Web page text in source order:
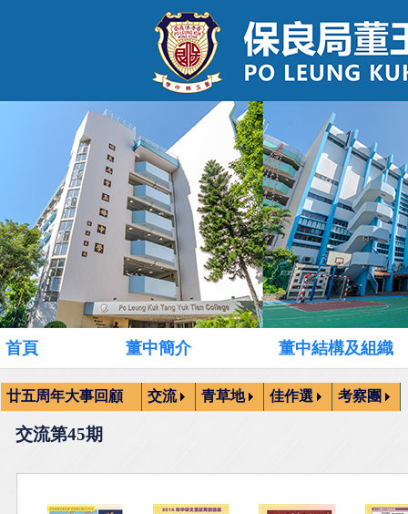
首頁 董中簡介 董中結構及組織
廿五周年大事回顧 交流 青草地 佳作選 考察團
交流第45期